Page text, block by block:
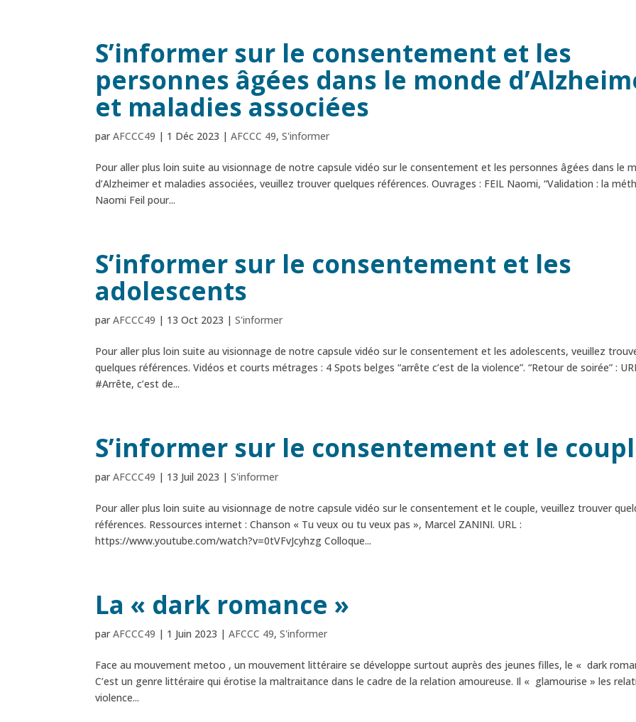
S’informer sur le consentement et les
personnes âgées dans le monde
et maladies associées
parAFCCC49 | 1 Déc 2023 |AFCCC 49,S'informer
Pour aller plus loin suite au visionnage de notre capsule vidéo sur le consentement et les personnes âgées dans le
d’Alzheimer et maladies associées, veuillez trouver quelques références. Ouvrages : FEIL Naomi, “Validation : la
Naomi Feil pour...
S’informer sur le consentement et les
adolescents
parAFCCC49 | 13 Oct 2023 |S'informer
Pour aller plus loin suite au visionnage de notre capsule vidéo sur le consentement et les adolescents, veuillez
quelques références. Vidéos et courts métrages : 4 Spots belges “arrête c’est de la violence”. “Retour de soirée” :
#Arrête, c’est de...
S’informer sur le consentement et le
parAFCCC49 | 13 Juil 2023 |S'informer
Pour aller plus loin suite au visionnage de notre capsule vidéo sur le consentement et le couple, veuillez trouver
références. Ressources internet : Chanson « Tu veux ou tu veux pas », Marcel ZANINI. URL :
https://www.youtube.com/watch?v=0tVFvJcyhzg Colloque...
La « dark romance »
parAFCCC49 | 1 Juin 2023 |AFCCC 49,S'informer
Face au mouvement metoo , un mouvement littéraire se développe surtout auprès des jeunes filles, le « dark
C’est un genre littéraire qui érotise la maltraitance dans le cadre de la relation amoureuse. Il « glamourise » les
violence...